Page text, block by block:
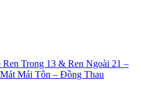
Trong 13 & Ren Ngoài 21 –
Mái Tôn – Đồng Thau